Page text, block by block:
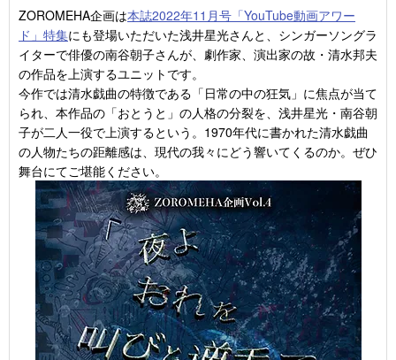
ZOROMEHA企画は本誌2022年11月号「YouTube動画アワー
ド」特集にも登場いただいた浅井星光さんと、シンガーソングラ
イターで俳優の南谷朝子さんが、劇作家、演出家の故・清水邦夫
の作品を上演するユニットです。
今作では清水戯曲の特徴である「日常の中の狂気」に焦点が当て
られ、本作品の「おとうと」の人格の分裂を、浅井星光・南谷朝
子が二人一役で上演するという。1970年代に書かれた清水戯曲
の人物たちの距離感は、現代の我々にどう響いてくるのか。ぜひ
舞台にてご堪能ください。